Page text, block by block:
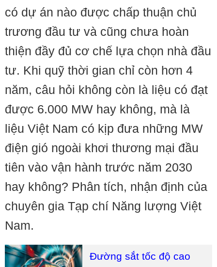
có dự án nào được chấp thuận chủ
trương đầu tư và cũng chưa hoàn
thiện đầy đủ cơ chế lựa chọn nhà đầu
tư. Khi quỹ thời gian chỉ còn hơn 4
năm, câu hỏi không còn là liệu có đạt
được 6.000 MW hay không, mà là
liệu Việt Nam có kịp đưa những MW
điện gió ngoài khơi thương mại đầu
tiên vào vận hành trước năm 2030
hay không? Phân tích, nhận định của
chuyên gia Tạp chí Năng lượng Việt
Nam.
Đường sắt tốc độ cao